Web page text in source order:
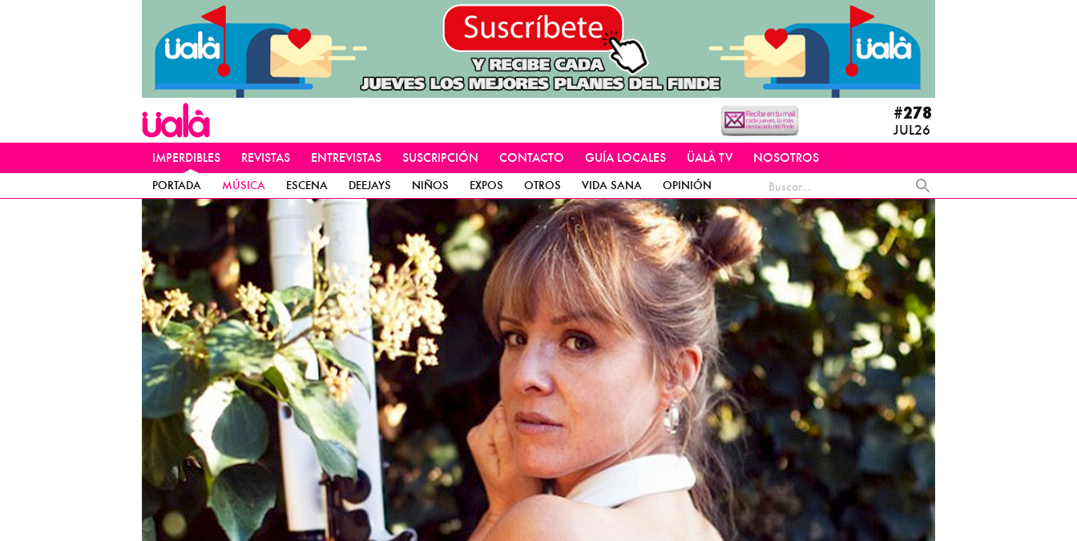
#278
JUL26
IMPERDIBLES
PORTADA MÚSICA ESCENA DEEJAYS NIÑOS EXPOS OTROS VIDA SANA OPINIÓN
REVISTAS ENTREVISTAS SUSCRIPCIÓN CONTACTO GUÍA LOCALES ÜALÀ TV NOSOTROS